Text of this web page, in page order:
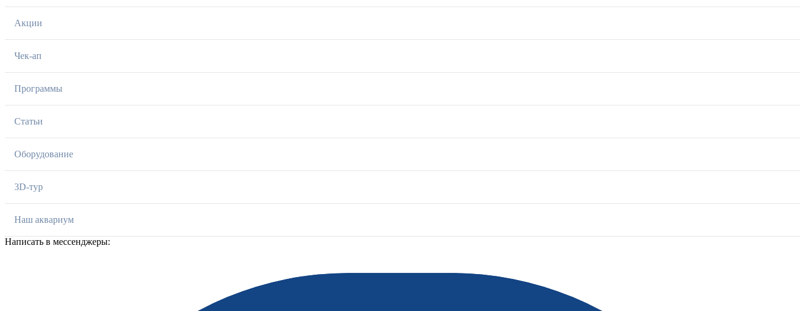
Акции
Чек-ап
Программы
Статьи
Оборудование
3D-тур
Наш аквариум
Написать в мессенджеры: